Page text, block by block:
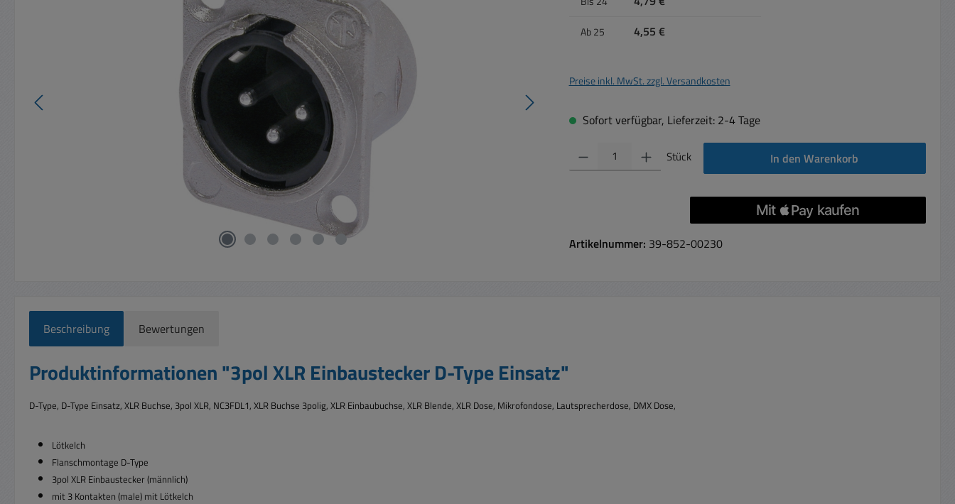
Ab25 4,55 €
Preise inkl. MwSt. zzgl. Versandkosten
Sofort verfügbar, Lieferzeit: 2-4 Tage
Produkt Anzahl: Gib den gewünschten Wert ein oder benutze die Schaltflächen um die
Stück In den Warenkorb
Artikelnummer: 39-852-00230
Beschreibung Bewertungen
Produktinformationen "3pol XLR Einbaustecker D-Type Einsatz"
D-Type, D-Type Einsatz, XLR Buchse, 3pol XLR, NC3FDL1, XLR Buchse 3polig, XLR Einbaubuchse, XLR Blende, XLR Dose, Mikrofondose, Lautsprecherdose, DMX Dose,
Lötkelch
Flanschmontage D-Type
3pol XLR Einbaustecker (männlich)
mit 3 Kontakten (male) mit Lötkelch